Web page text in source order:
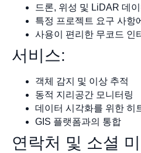
드론, 위성 및 LiDAR 데
특정 프로젝트 요구 사항
사용이 편리한 무코드 인
서비스:
객체 감지 및 이상 추적
동적 지리공간 모니터링
데이터 시각화를 위한 히
GIS 플랫폼과의 통합
연락처 및 소셜